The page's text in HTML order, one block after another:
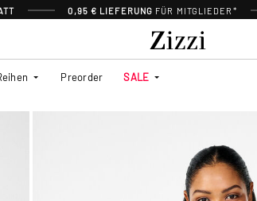
0,95 € LIEFERUNG FÜR MITGLIEDER*
Preorder SALE